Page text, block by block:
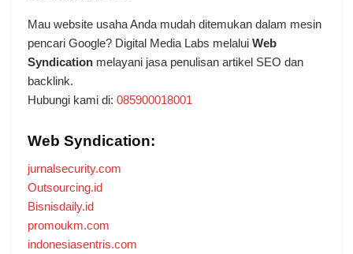
Mau website usaha Anda mudah ditemukan dalam mesin
pencari Google? Digital Media Labs melalui Web
Syndication melayani jasa penulisan artikel SEO dan
backlink.
Hubungi kami di: 085900018001
Web Syndication:
jurnalsecurity.com
Outsourcing.id
Bisnisdaily.id
promoukm.com
indonesiasentris.com